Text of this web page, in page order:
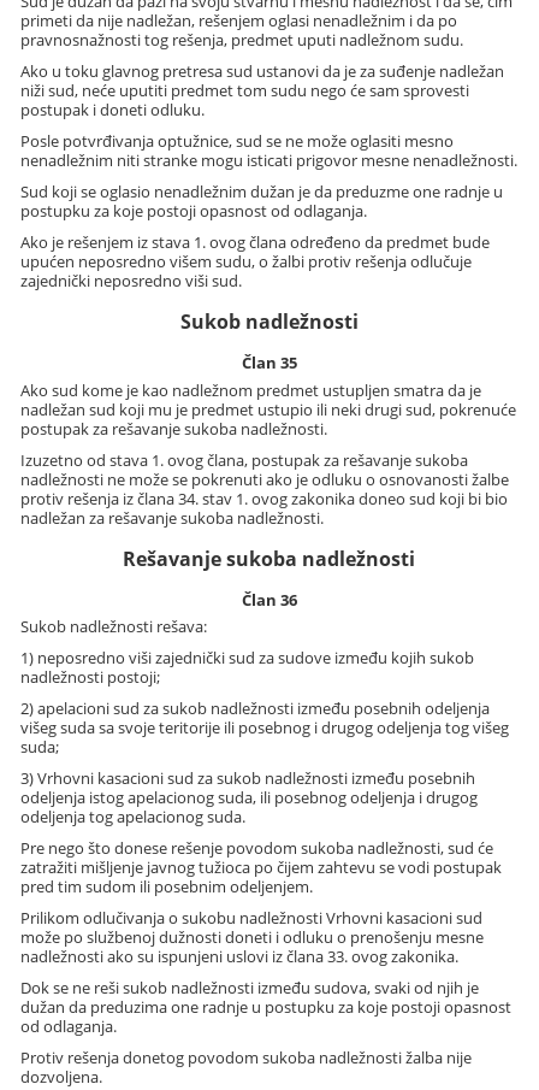
primeti da nije nadležan, rešenjem oglasi nenadležnim i da po
pravnosnažnosti tog rešenja, predmet uputi nadležnom sudu.
Ako u toku glavnog pretresa sud ustanovi da je za suđenje nadležan
niži sud, neće uputiti predmet tom sudu nego će sam sprovesti
postupak i doneti odluku.
Posle potvrđivanja optužnice, sud se ne može oglasiti mesno
nenadležnim niti stranke mogu isticati prigovor mesne nenadležnosti.
Sud koji se oglasio nenadležnim dužan je da preduzme one radnje u
postupku za koje postoji opasnost od odlaganja.
Ako je rešenjem iz stava 1. ovog člana određeno da predmet bude
upućen neposredno višem sudu, o žalbi protiv rešenja odlučuje
zajednički neposredno viši sud.
Sukob nadležnosti
Član 35
Ako sud kome je kao nadležnom predmet ustupljen smatra da je
nadležan sud koji mu je predmet ustupio ili neki drugi sud, pokrenuće
postupak za rešavanje sukoba nadležnosti.
Izuzetno od stava 1. ovog člana, postupak za rešavanje sukoba
nadležnosti ne može se pokrenuti ako je odluku o osnovanosti žalbe
protiv rešenja iz člana 34. stav 1. ovog zakonika doneo sud koji bi bio
nadležan za rešavanje sukoba nadležnosti.
Rešavanje sukoba nadležnosti
Član 36
Sukob nadležnosti rešava:
1) neposredno viši zajednički sud za sudove između kojih sukob
nadležnosti postoji;
2) apelacioni sud za sukob nadležnosti između posebnih odeljenja
višeg suda sa svoje teritorije ili posebnog i drugog odeljenja tog višeg
suda;
3) Vrhovni kasacioni sud za sukob nadležnosti između posebnih
odeljenja istog apelacionog suda, ili posebnog odeljenja i drugog
odeljenja tog apelacionog suda.
Pre nego što donese rešenje povodom sukoba nadležnosti, sud će
zatražiti mišljenje javnog tužioca po čijem zahtevu se vodi postupak
pred tim sudom ili posebnim odeljenjem.
Prilikom odlučivanja o sukobu nadležnosti Vrhovni kasacioni sud
može po službenoj dužnosti doneti i odluku o prenošenju mesne
nadležnosti ako su ispunjeni uslovi iz člana 33. ovog zakonika.
Dok se ne reši sukob nadležnosti između sudova, svaki od njih je
dužan da preduzima one radnje u postupku za koje postoji opasnost
od odlaganja.
Protiv rešenja donetog povodom sukoba nadležnosti žalba nije
dozvoljena.